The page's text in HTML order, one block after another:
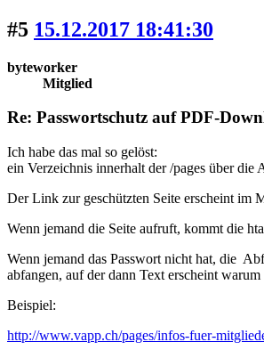
#5 15.12.2017 18:41:30
byteworker
Mitglied
Re: Passwortschutz auf PDF-
Ich habe das mal so gelöst:
ein Verzeichnis innerhalt der /pages über die
Der Link zur geschützten Seite erscheint im
Wenn jemand die Seite aufruft, kommt die
Wenn jemand das Passwort nicht hat, die
abfangen, auf der dann Text erscheint
Beispiel:
http://www.vapp.ch/pages/infos-fuer-